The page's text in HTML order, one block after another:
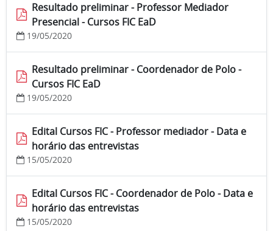
Resultado preliminar - Professor Mediador
Presencial - Cursos FIC EaD
19/05/2020
Resultado preliminar - Coordenador de Polo -
Cursos FIC EaD
19/05/2020
Edital Cursos FIC - Professor mediador - Data e
horário das entrevistas
15/05/2020
Edital Cursos FIC - Coordenador de Polo - Data e
horário das entrevistas
15/05/2020